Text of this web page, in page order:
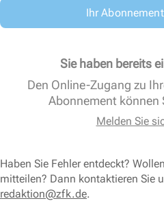
Ihr
Sie haben bereits
Den Online-Zugang zu
Abonnement können
Melden Sie
Haben Sie Fehler entdeckt?
mitteilen? Dann kontaktieren Sie
redaktion@zfk.de.